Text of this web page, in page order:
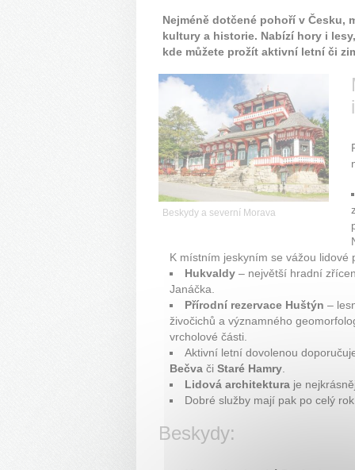
Nejméně dotčené pohoří v Česku,
kultury a historie. Nabízí hory i
kde můžete prožít aktivní letní či
Beskydy a severní Morava
K místním jeskyním se vážou lidové
Hukvaldy – největší hradní
Janáčka.
Přírodní rezervace Huštýn –
živočichů a významného
vrcholové části.
Aktivní letní dovolenou
Bečva či Staré Hamry
Lidová architektura je
Dobré služby mají pak po celý
Beskydy: